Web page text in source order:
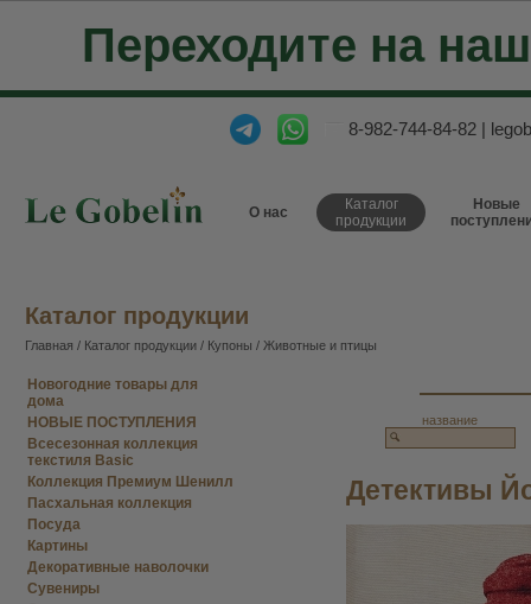
Переходите на
8-982-744-84-82 |
О нас
Каталог
продукции
Новые
Каталог продукции
Главная / Каталог продукции / Купоны / Животные и птицы
Новогодние товары для
дома
НОВЫЕ ПОСТУПЛЕНИЯ
Всесезонная коллекция
текстиля Basic
Коллекция Премиум Шенилл
Пасхальная коллекция
Посуда
Картины
Декоративные наволочки
Сувениры
название
Детективы